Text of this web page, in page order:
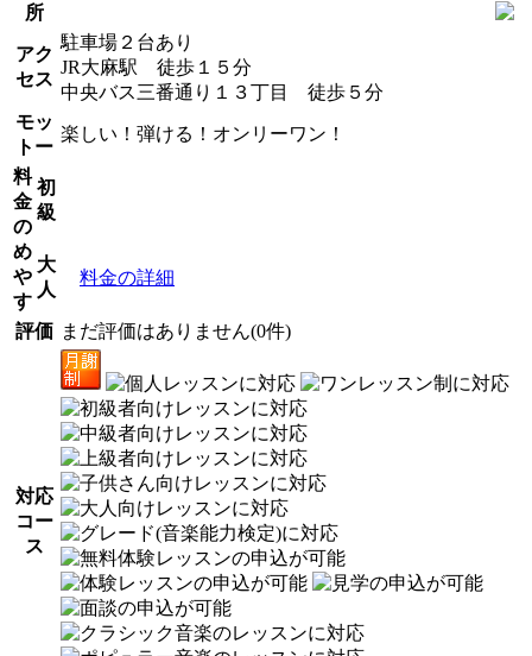
所
アク
セス
駐車場２台あり
JR大麻駅 徒歩１５分
中央バス三番通り１３丁目 徒歩５分
モッ
トー
楽しい！弾ける！オンリーワン！
料
金
の
め
や
す
初
級
大
人
料金の詳細
評価 まだ評価はありません(0件)
対応
コー
ス